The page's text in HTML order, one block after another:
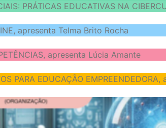
PRÁTICAS EDUCATIVAS NA
apresenta Telma Brito Rocha
apresenta Lúcia Amante
PARA EDUCAÇÃO